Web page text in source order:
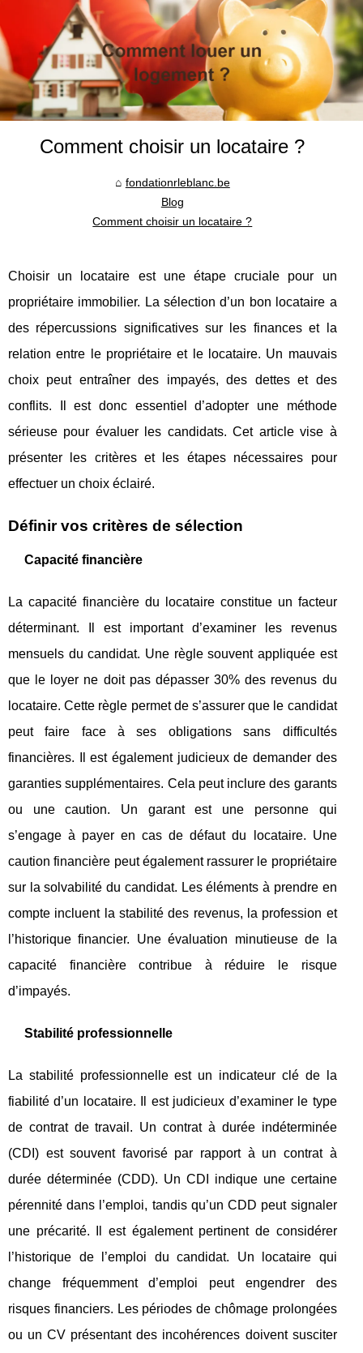
Comment choisir un locataire ?
fondationrleblanc.be
Blog
Comment choisir un locataire ?
Choisir un locataire est une étape cruciale pour un
propriétaire immobilier. La sélection d’un bon locataire a
des répercussions significatives sur les finances et la
relation entre le propriétaire et le locataire. Un mauvais
choix peut entraîner des impayés, des dettes et des
conflits. Il est donc essentiel d’adopter une méthode
sérieuse pour évaluer les candidats. Cet article vise à
présenter les critères et les étapes nécessaires pour
effectuer un choix éclairé.
Définir vos critères de sélection
Capacité financière
La capacité financière du locataire constitue un facteur
déterminant. Il est important d’examiner les revenus
mensuels du candidat. Une règle souvent appliquée est
que le loyer ne doit pas dépasser 30% des revenus du
locataire. Cette règle permet de s’assurer que le candidat
peut faire face à ses obligations sans difficultés
financières. Il est également judicieux de demander des
garanties supplémentaires. Cela peut inclure des garants
ou une caution. Un garant est une personne qui
s’engage à payer en cas de défaut du locataire. Une
caution financière peut également rassurer le propriétaire
sur la solvabilité du candidat. Les éléments à prendre en
compte incluent la stabilité des revenus, la profession et
l’historique financier. Une évaluation minutieuse de la
capacité financière contribue à réduire le risque
d’impayés.
Stabilité professionnelle
La stabilité professionnelle est un indicateur clé de la
fiabilité d’un locataire. Il est judicieux d’examiner le type
de contrat de travail. Un contrat à durée indéterminée
(CDI) est souvent favorisé par rapport à un contrat à
durée déterminée (CDD). Un CDI indique une certaine
pérennité dans l’emploi, tandis qu’un CDD peut signaler
une précarité. Il est également pertinent de considérer
l’historique de l’emploi du candidat. Un locataire qui
change fréquemment d’emploi peut engendrer des
risques financiers. Les périodes de chômage prolongées
ou un CV présentant des incohérences doivent susciter